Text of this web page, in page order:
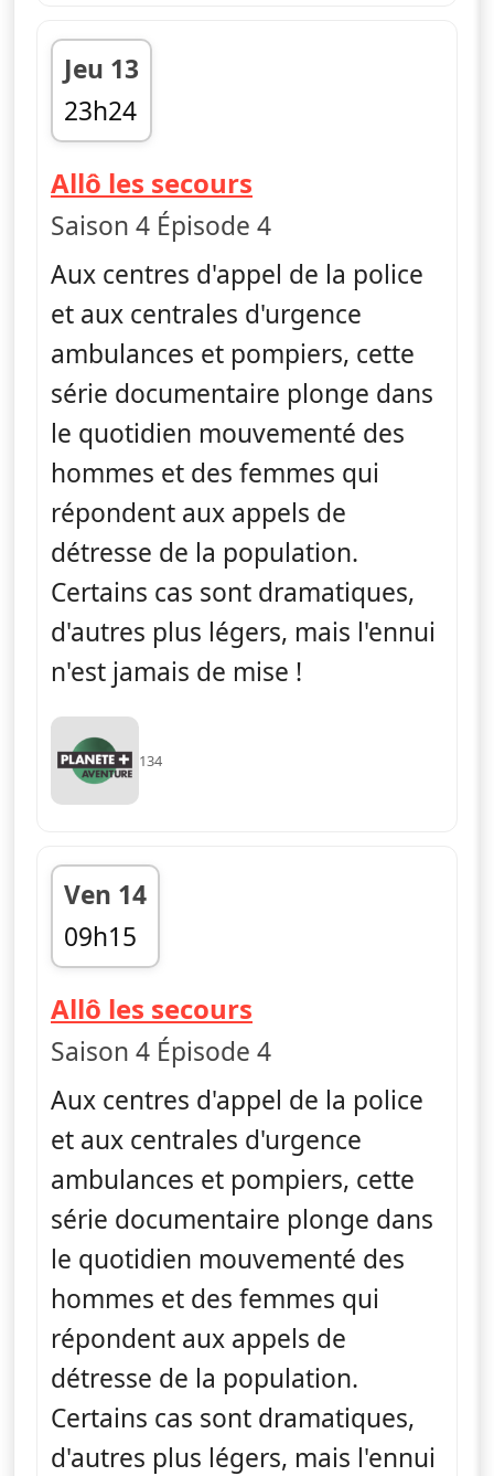
Jeu 13
23h24
fin 00h13
Allô les secours
Saison 4 Épisode 4
Aux centres d'appel de la police
et aux centrales d'urgence
ambulances et pompiers, cette
série documentaire plonge dans
le quotidien mouvementé des
hommes et des femmes qui
répondent aux appels de
détresse de la population.
Certains cas sont dramatiques,
d'autres plus légers, mais l'ennui
n'est jamais de mise !
134
Ven 14
09h15
fin 10h04
Allô les secours
Saison 4 Épisode 4
Aux centres d'appel de la police
et aux centrales d'urgence
ambulances et pompiers, cette
série documentaire plonge dans
le quotidien mouvementé des
hommes et des femmes qui
répondent aux appels de
détresse de la population.
Certains cas sont dramatiques,
d'autres plus légers, mais l'ennui